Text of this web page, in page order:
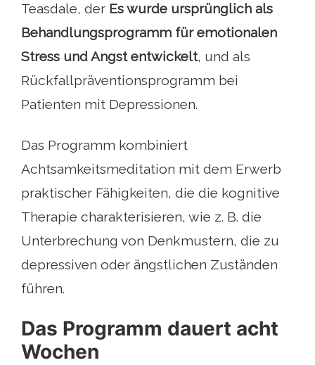
Teasdale, der Es wurde ursprünglich als
Behandlungsprogramm für emotionalen
Stress und Angst entwickelt, und als
Rückfallpräventionsprogramm bei
Patienten mit Depressionen.
Das Programm kombiniert
Achtsamkeitsmeditation mit dem Erwerb
praktischer Fähigkeiten, die die kognitive
Therapie charakterisieren, wie z. B. die
Unterbrechung von Denkmustern, die zu
depressiven oder ängstlichen Zuständen
führen.
Das Programm dauert acht
Wochen